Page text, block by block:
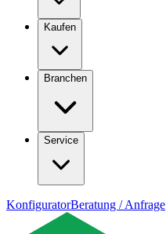
Kaufen
Branchen
Service
KonfiguratorBeratung / Anfrage